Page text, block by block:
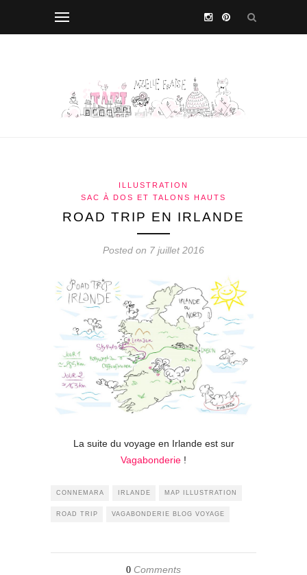
ILLUSTRATION
SAC À DOS ET TALONS HAUTS
ROAD TRIP EN IRLANDE
Posted on 7 juillet 2016
La suite du voyage en Irlande est sur
Vagabonderie !
CONNEMARA IRLANDE MAP ILLUSTRATION
ROAD TRIP VAGABONDERIE BLOG VOYAGE
0 Comments